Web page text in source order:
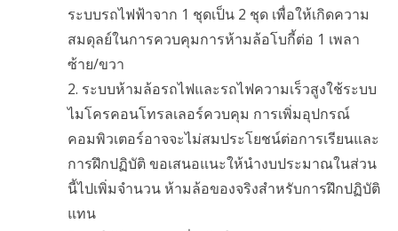
ระบบรถไฟฟ้าจาก 1 ชุดเป็น 2 ชุด เพื่อให้เกิดความ
สมดุลย์ในการควบคุมการห้ามล้อโบกี้ต่อ 1 เพลา
ซ้าย/ขวา
2. ระบบห้ามล้อรถไฟและรถไฟความเร็วสูงใช้ระบบ
ไมโครคอนโทรลเลอร์ควบคุม การเพิ่มอุปกรณ์
คอมพิวเตอร์อาจจะไม่สมประโยชน์ต่อการเรียนและ
การฝึกปฏิบัติ ขอเสนอแนะให้นำงบประมาณในส่วน
นี้ไปเพิ่มจำนวน ห้ามล้อของจริงสำหรับการฝึกปฏิบัติ
แทน